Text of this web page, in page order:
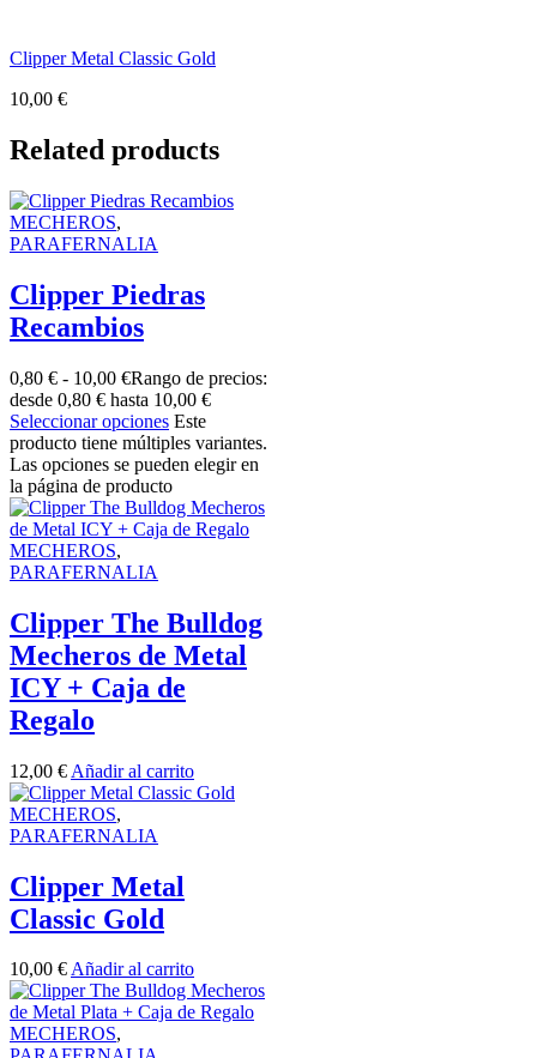
Clipper Metal Classic Gold
10,00 €
Related products
MECHEROS,
PARAFERNALIA
Clipper Piedras
Recambios
0,80 € - 10,00 €Rango de precios:
desde 0,80 € hasta 10,00 €
Seleccionar opciones Este
producto tiene múltiples variantes.
Las opciones se pueden elegir en
la página de producto
MECHEROS,
PARAFERNALIA
Clipper The Bulldog
Mecheros de Metal
ICY + Caja de
Regalo
12,00 € Añadir al carrito
MECHEROS,
PARAFERNALIA
Clipper Metal
Classic Gold
10,00 €Añadir al carrito
MECHEROS,